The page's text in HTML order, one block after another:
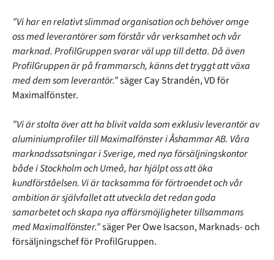
”Vi har en relativt slimmad organisation och behöver omge
oss med leverantörer som förstår vår verksamhet och vår
marknad. ProfilGruppen svarar väl upp till detta. Då även
ProfilGruppen är på frammarsch, känns det tryggt att växa
med dem som leverantör.”säger Cay Strandén, VD för
Maximalfönster.
”Vi är stolta över att ha blivit valda som exklusiv leverantör av
aluminiumprofiler till Maximalfönster i Åshammar AB. Våra
marknadssatsningar i Sverige, med nya försäljningskontor
både i Stockholm och Umeå, har hjälpt oss att öka
kundförståelsen. Vi är tacksamma för förtroendet och vår
ambition är självfallet att utveckla det redan goda
samarbetet och skapa nya affärsmöjligheter tillsammans
med Maximalfönster.”säger Per Owe Isacson, Marknads- och
försäljningschef för ProfilGruppen.